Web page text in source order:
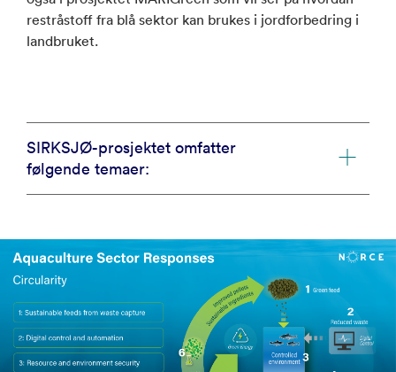
restråstoff fra blå sektor kan brukes i jordforbedring i
landbruket.
SIRKSJØ-prosjektet omfatter
følgende temaer: